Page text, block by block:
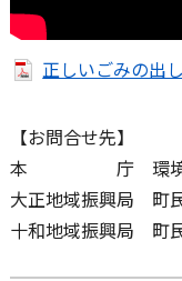
正しいごみの出
【お問合せ先】
本 庁 環境水
大正地域振興局 町
十和地域振興局 町